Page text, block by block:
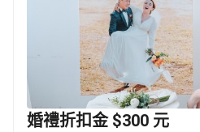
婚禮折扣金 $300 元